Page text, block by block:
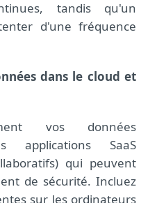
tandis qu'un
d'une fréquence
dans le cloud et
vos données
applications SaaS
qui peuvent
de sécurité. Incluez
sur les ordinateurs